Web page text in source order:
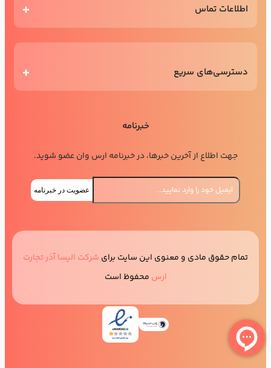
اطلاعات تماس
دسترسی‌های سریع
خبرنامه
جهت اطلاع از آخرین خبرها، در خبرنامه ارس وان عضو شوید.
عضویت در خبرنامه
تمام حقوق مادی و معنوی این سایت برای شرکت الیسا آذر تجارت
ارس محفوظ است